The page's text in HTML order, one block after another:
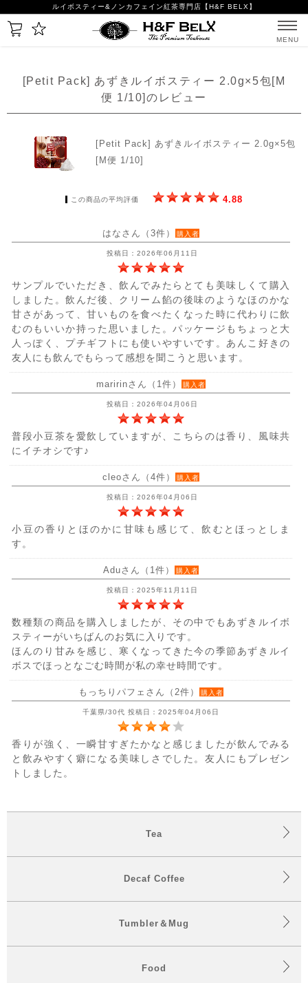
ルイボスティー&ノンカフェイン紅茶専門店【H&F BELX】
MENU
[Petit Pack] あずきルイボスティー 2.0g×5包[M
便 1/10]のレビュー
[Petit Pack] あずきルイボスティー 2.0g×5包
[M便 1/10]
この商品の平均評価 4.88
はなさん（3件） 購入者
投稿日：2026年06月11日
サンプルでいただき、飲んでみたらとても美味しくて購入
しました。飲んだ後、クリーム餡の後味のようなほのかな
甘さがあって、甘いものを食べたくなった時に代わりに飲
むのもいいか持った思いました。パッケージもちょっと大
人っぽく、プチギフトにも使いやすいです。あんこ好きの
友人にも飲んでもらって感想を聞こうと思います。
maririnさん（1件） 購入者
投稿日：2026年04月06日
普段小豆茶を愛飲していますが、こちらのは香り、風味共
にイチオシです♪
cleoさん（4件） 購入者
投稿日：2026年04月06日
小豆の香りとほのかに甘味も感じて、飲むとほっとしま
す。
Aduさん（1件） 購入者
投稿日：2025年11月11日
数種類の商品を購入しましたが、その中でもあずきルイボ
スティーがいちばんのお気に入りです。
ほんのり甘みを感じ、寒くなってきた今の季節あずきルイ
ボスでほっとなごむ時間が私の幸せ時間です。
もっちりパフェさん（2件） 購入者
千葉県/30代 投稿日：2025年04月06日
香りが強く、一瞬甘すぎたかなと感じましたが飲んでみる
と飲みやすく癖になる美味しさでした。友人にもプレゼン
トしました。
Tea
Decaf Coffee
Tumbler＆Mug
Food